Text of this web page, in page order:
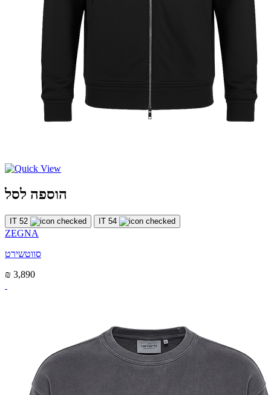
הוספה לסל
IT 52 IT 54
ZEGNA
סווטשירט
₪ 3,890